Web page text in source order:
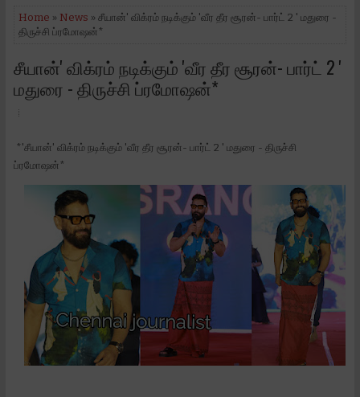
Home » News » சீயான்' விக்ரம் நடிக்கும் 'வீர தீர சூரன்- பார்ட் 2 '‌ மதுரை -
திருச்சி ப்ரமோஷன்*
சீயான்' விக்ரம் நடிக்கும் 'வீர தீர சூரன்- பார்ட் 2 '‌
மதுரை - திருச்சி ப்ரமோஷன்*
*'சீயான்' விக்ரம் நடிக்கும் 'வீர தீர சூரன்- பார்ட் 2 '‌ மதுரை - திருச்சி
ப்ரமோஷன்*